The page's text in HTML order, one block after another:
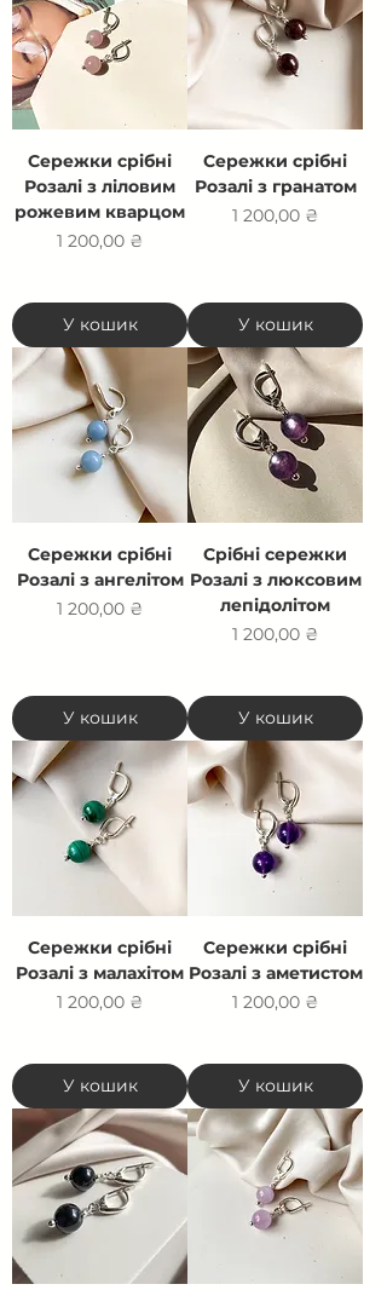
Сережки срібні
Розалі з ліловим
рожевим кварцом
Ціна
1 200,00 ₴
У кошик
Сережки срібні
Розалі з гранатом
Ціна
1 200,00 ₴
У кошик
Сережки срібні
Розалі з ангелітом
Ціна
1 200,00 ₴
У кошик
Срібні сережки
Розалі з люксовим
лепідолітом
Ціна
1 200,00 ₴
У кошик
Сережки срібні
Розалі з малахітом
Ціна
1 200,00 ₴
У кошик
Сережки срібні
Розалі з аметистом
Ціна
1 200,00 ₴
У кошик